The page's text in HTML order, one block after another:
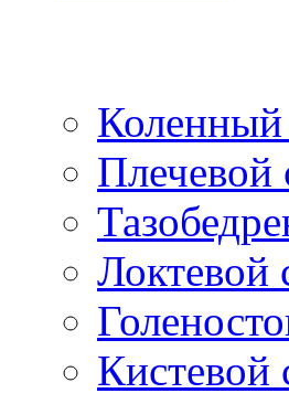
Коленный
Плечевой
Локтевой
Кистевой